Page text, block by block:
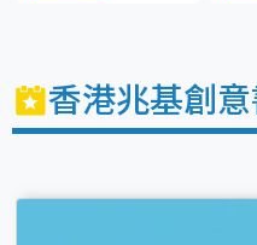
香港兆基創